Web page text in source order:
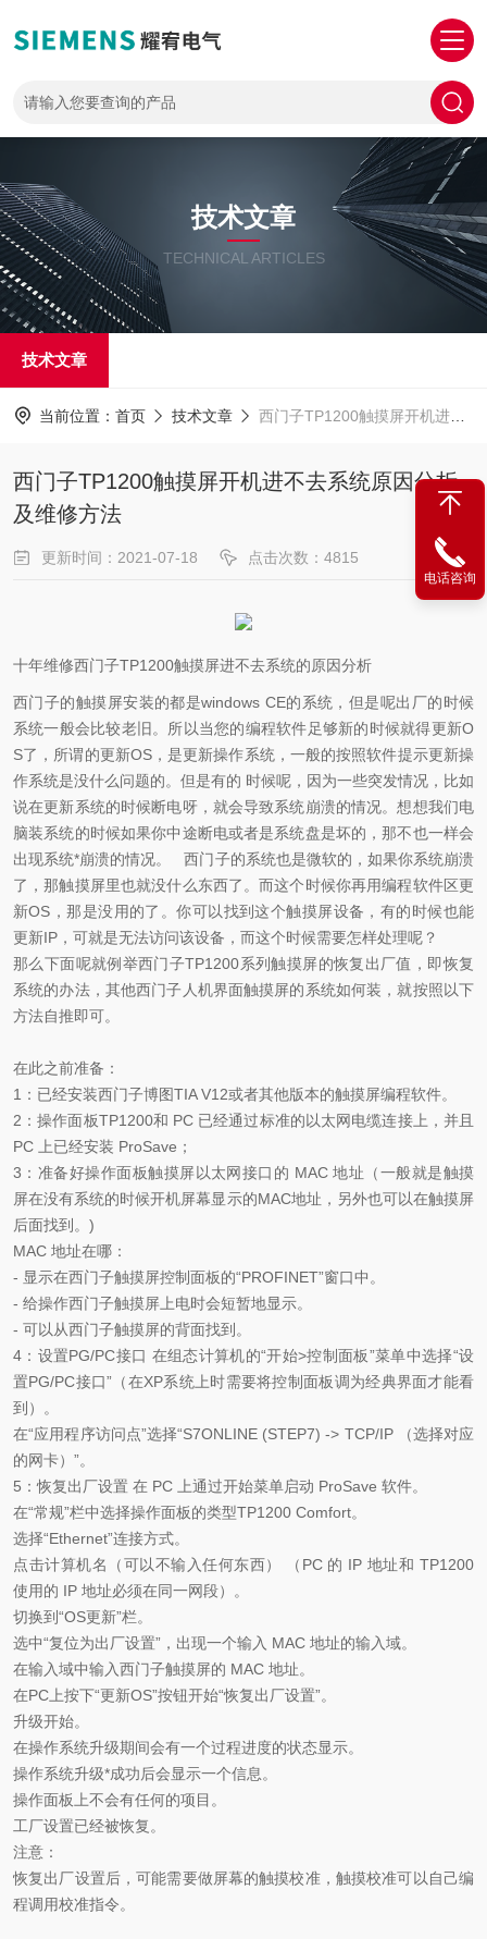
技术文章
TECHNICAL ARTICLES
技术文章
当前位置： 首页 技术文章 西门子TP1200触摸屏开机进不去系统原因分析及维修方法
西门子TP1200触摸屏开机进不去系统原因分析
及维修方法
更新时间：2021-07-18 点击次数：4815
十年维修西门子TP1200触摸屏进不去系统的原因分析
西门子的触摸屏安装的都是windows CE的系统，但是呢出厂的时候
系统一般会比较老旧。所以当您的编程软件足够新的时候就得更新O
S了，所谓的更新OS，是更新操作系统，一般的按照软件提示更新操
作系统是没什么问题的。但是有的 时候呢，因为一些突发情况，比如
说在更新系统的时候断电呀，就会导致系统崩溃的情况。想想我们电
脑装系统的时候如果你中途断电或者是系统盘是坏的，那不也一样会
出现系统*崩溃的情况。 西门子的系统也是微软的，如果你系统崩溃
了，那触摸屏里也就没什么东西了。而这个时候你再用编程软件区更
新OS，那是没用的了。你可以找到这个触摸屏设备，有的时候也能
更新IP，可就是无法访问该设备，而这个时候需要怎样处理呢？
那么下面呢就例举西门子TP1200系列触摸屏的恢复出厂值，即恢复
系统的办法，其他西门子人机界面触摸屏的系统如何装，就按照以下
方法自推即可。
在此之前准备：
1：已经安装西门子博图TIA V12或者其他版本的触摸屏编程软件。
2：操作面板TP1200和 PC 已经通过标准的以太网电缆连接上，并且
PC 上已经安装 ProSave；
3：准备好操作面板触摸屏以太网接口的 MAC 地址（一般就是触摸
屏在没有系统的时候开机屏幕显示的MAC地址，另外也可以在触摸屏
后面找到。)
MAC 地址在哪：
- 显示在西门子触摸屏控制面板的“PROFINET”窗口中。
- 给操作西门子触摸屏上电时会短暂地显示。
- 可以从西门子触摸屏的背面找到。
4：设置PG/PC接口 在组态计算机的“开始>控制面板”菜单中选择“设
置PG/PC接口”（在XP系统上时需要将控制面板调为经典界面才能看
到）。
在“应用程序访问点”选择“S7ONLINE (STEP7) -> TCP/IP （选择对应
的网卡）”。
5：恢复出厂设置 在 PC 上通过开始菜单启动 ProSave 软件。
在“常规”栏中选择操作面板的类型TP1200 Comfort。
选择“Ethernet”连接方式。
点击计算机名（可以不输入任何东西） （PC 的 IP 地址和 TP1200
使用的 IP 地址必须在同一网段）。
切换到“OS更新”栏。
选中“复位为出厂设置”，出现一个输入 MAC 地址的输入域。
在输入域中输入西门子触摸屏的 MAC 地址。
在PC上按下“更新OS”按钮开始“恢复出厂设置”。
升级开始。
在操作系统升级期间会有一个过程进度的状态显示。
操作系统升级*成功后会显示一个信息。
操作面板上不会有任何的项目。
工厂设置已经被恢复。
注意：
恢复出厂设置后，可能需要做屏幕的触摸校准，触摸校准可以自己编
程调用校准指令。
电话咨询